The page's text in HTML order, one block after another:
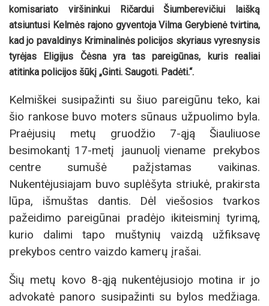
komisariato viršininkui Ričardui Šiumberevičiui laišką
atsiuntusi Kelmės rajono gyventoja Vilma Gerybienė tvirtina,
kad jo pavaldinys Kriminalinės policijos skyriaus vyresnysis
tyrėjas Eligijus Čėsna yra tas pareigūnas, kuris realiai
atitinka policijos šūkį „Ginti. Saugoti. Padėti.“.
Kelmiškei susipažinti su šiuo pareigūnu teko, kai
šio rankose buvo moters sūnaus užpuolimo byla.
Praėjusių metų gruodžio 7-ąją Šiauliuose
besimokantį 17-metį jaunuolį viename prekybos
centre sumušė pažįstamas vaikinas.
Nukentėjusiajam buvo suplėšyta striukė, prakirsta
lūpa, išmuštas dantis. Dėl viešosios tvarkos
pažeidimo pareigūnai pradėjo ikiteisminį tyrimą,
kurio dalimi tapo muštynių vaizdą užfiksavę
prekybos centro vaizdo kamerų įrašai.
Šių metų kovo 8-ąją nukentėjusiojo motina ir jo
advokatė panoro susipažinti su bylos medžiaga.